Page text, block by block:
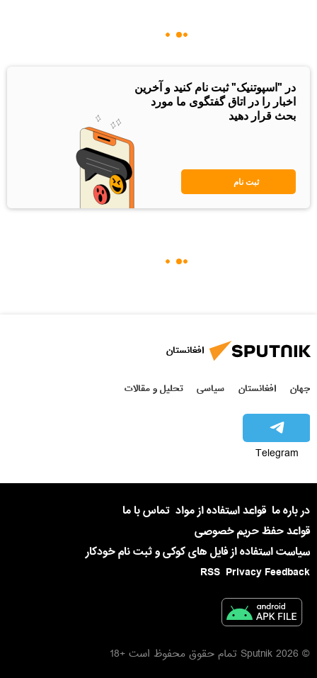
در "اسپوتنیک" ثبت نام کنید و آخرین
اخبار را در اتاق گفتگوی ما مورد
بحث قرار دهید
ثبت نام
افغانستان
جهان افغانستان سیاسی تحلیل و مقالات
Telegram
در باره ما قواعد استفاده از مواد تماس با ما
قواعد حفظ حریم خصوصی
سیاست استفاده از فایل های کوکی و ثبت نام خودکار
Privacy Feedback
RSS
© 2026 Sputnik تمام حقوق محفوظ است +18